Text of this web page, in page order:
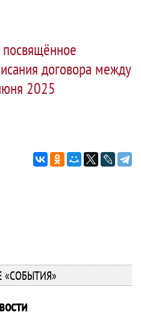
договора между
2025
«СОБЫТИЯ»